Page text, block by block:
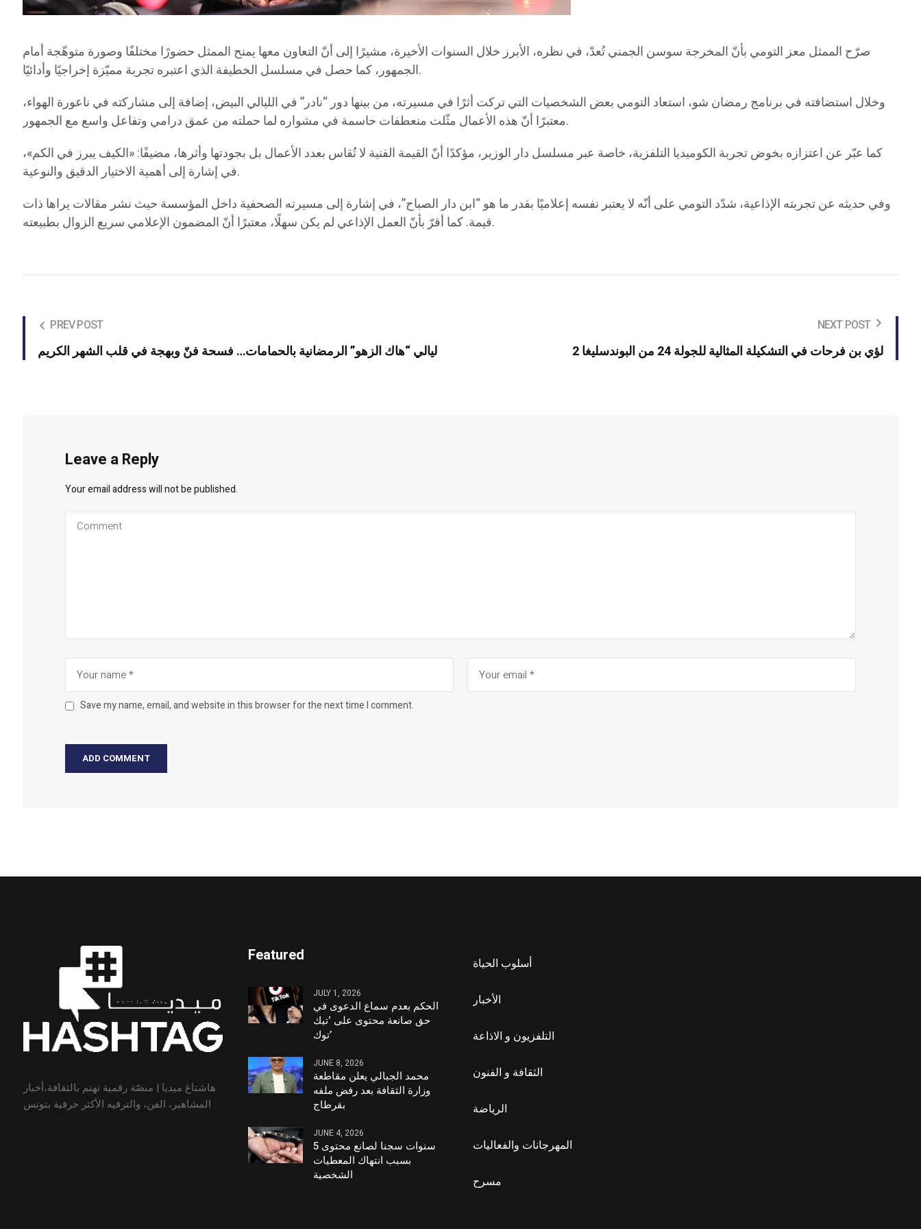
صرّح الممثل معز التومي بأنّ المخرجة سوسن الجمني تُعدّ، في نظره، الأبرز خلال السنوات الأخيرة، مشيرًا إلى أنّ التعاون معها يمنح الممثل حضورًا مختلفًا وصورة متوهّجة أمام
الجمهور، كما حصل في مسلسل الخطيفة الذي اعتبره تجربة مميّزة إخراجيًا وأدائيًا.
وخلال استضافته في برنامج رمضان شو، استعاد التومي بعض الشخصيات التي تركت أثرًا في مسيرته، من بينها دور “نادر” في الليالي البيض، إضافة إلى مشاركته في ناعورة الهواء،
معتبرًا أنّ هذه الأعمال مثّلت منعطفات حاسمة في مشواره لما حملته من عمق درامي وتفاعل واسع مع الجمهور.
كما عبّر عن اعتزازه بخوض تجربة الكوميديا التلفزية، خاصة عبر مسلسل دار الوزير، مؤكدًا أنّ القيمة الفنية لا تُقاس بعدد الأعمال بل بجودتها وأثرها، مضيفًا: «الكيف يبرز في الكم»،
في إشارة إلى أهمية الاختيار الدقيق والنوعية.
وفي حديثه عن تجربته الإذاعية، شدّد التومي على أنّه لا يعتبر نفسه إعلاميًا بقدر ما هو “ابن دار الصباح”، في إشارة إلى مسيرته الصحفية داخل المؤسسة حيث نشر مقالات يراها ذات
قيمة. كما أقرّ بأنّ العمل الإذاعي لم يكن سهلًا، معتبرًا أنّ المضمون الإعلامي سريع الزوال بطبيعته.
PREV POST
ليالي “هاك الزهو” الرمضانية بالحمامات… فسحة فنّ وبهجة في قلب الشهر الكريم
NEXT POST
لؤي بن فرحات في التشكيلة المثالية للجولة 24 من البوندسليغا 2
Leave a Reply
Your email address will not be published.
Save my name, email, and website in this browser for the next time I comment.
هاشتاغ ميديا | منصّة رقمية تهتم بالثقافة،أخبار
المشاهير، الفن، والترفيه الأكثر حرفية بتونس
Featured
JULY 1, 2026
الحكم بعدم سماع الدعوى في
حق صانعة محتوى على ‘تيك
توك’
JUNE 8, 2026
محمد الجبالي يعلن مقاطعة
وزارة الثقافة بعد رفض ملفه
بقرطاج
JUNE 4, 2026
5 سنوات سجنا لصانع محتوى
بسبب انتهاك المعطيات
الشخصية
أسلوب الحياة
الأخبار
التلفزيون و الاذاعة
الثقافة و الفنون
الرياضة
المهرجانات والفعاليات
مسرح